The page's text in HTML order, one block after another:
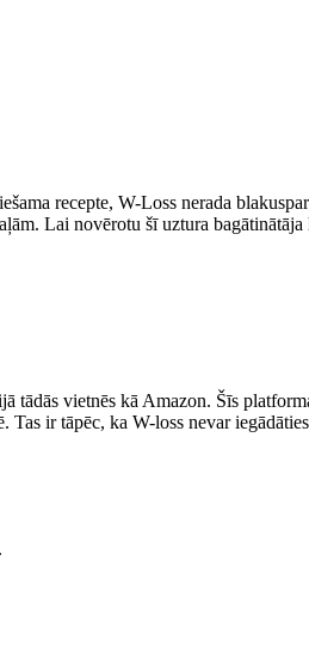
recepte, W-Loss nerada
Lai novērotu šī uztura
tādās vietnēs kā Amazon. Šīs
ir tāpēc, ka W-loss nevar